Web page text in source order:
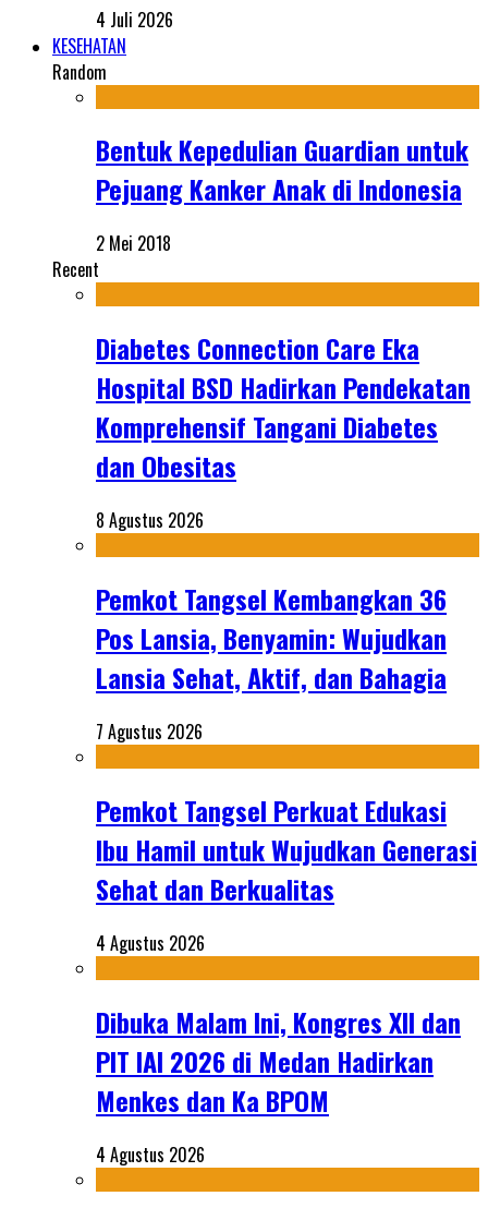
4 Juli 2026
KESEHATAN
Random
Bentuk Kepedulian Guardian untuk
Pejuang Kanker Anak di Indonesia
2 Mei 2018
Recent
Diabetes Connection Care Eka
Hospital BSD Hadirkan Pendekatan
Komprehensif Tangani Diabetes
dan Obesitas
8 Agustus 2026
Pemkot Tangsel Kembangkan 36
Pos Lansia, Benyamin: Wujudkan
Lansia Sehat, Aktif, dan Bahagia
7 Agustus 2026
Pemkot Tangsel Perkuat Edukasi
Ibu Hamil untuk Wujudkan Generasi
Sehat dan Berkualitas
4 Agustus 2026
Dibuka Malam Ini, Kongres XII dan
PIT IAI 2026 di Medan Hadirkan
Menkes dan Ka BPOM
4 Agustus 2026